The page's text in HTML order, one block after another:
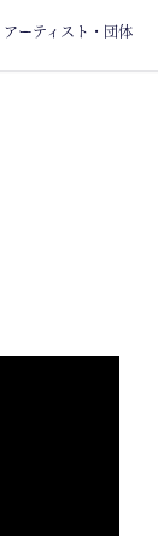
アーティスト・団体